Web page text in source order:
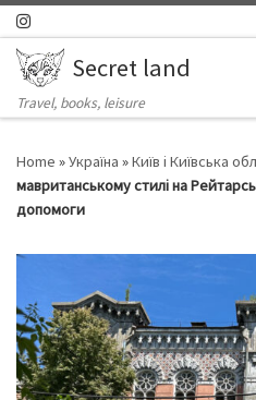
Skip to content
Secret land
Travel, books, leisure
Home »Україна »Київ і Київська
мавританському стилі на
допомоги